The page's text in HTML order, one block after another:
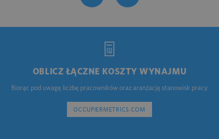
OBLICZ ŁĄCZNE KOSZTY WYNAJMU
Biorąc pod uwagę liczbę pracowników oraz aranżację stanowisk pracy
OCCUPIERMETRICS.COM